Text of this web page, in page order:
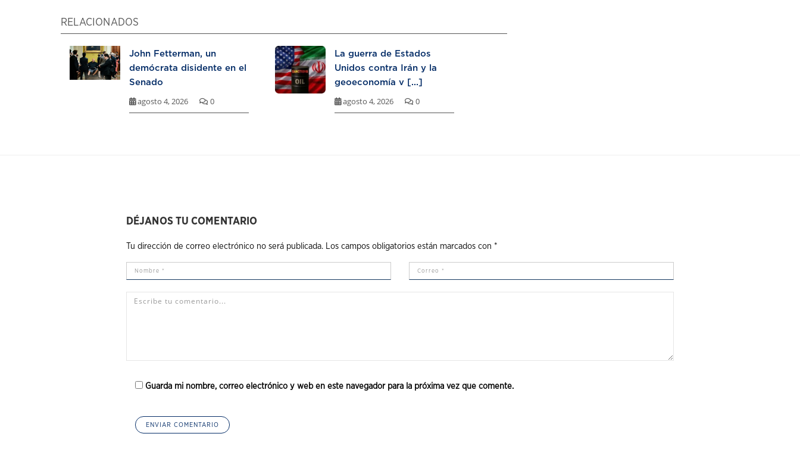
RELACIONADOS
John Fetterman, un
demócrata disidente en el
Senado
agosto 4, 2026 0
La guerra de Estados
Unidos contra Irán y la
geoeconomía v [...]
agosto 4, 2026 0
DÉJANOS TU COMENTARIO
Tu dirección de correo electrónico no será publicada. Los campos obligatorios están marcados con *
Guarda mi nombre, correo electrónico y web en este navegador para la próxima vez que comente.